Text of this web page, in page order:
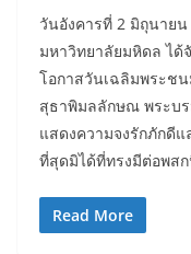
วันอังคารที่ 2 มิถุนาย
มหาวิทยาลัยมหิดล ได้
โอกาสวันเฉลิมพระช
สุธาพิมลลักษณ พระบ
แสดงความจงรักภักดี
ที่สุดมิได้ที่ทรงมีต่อพส
Read More